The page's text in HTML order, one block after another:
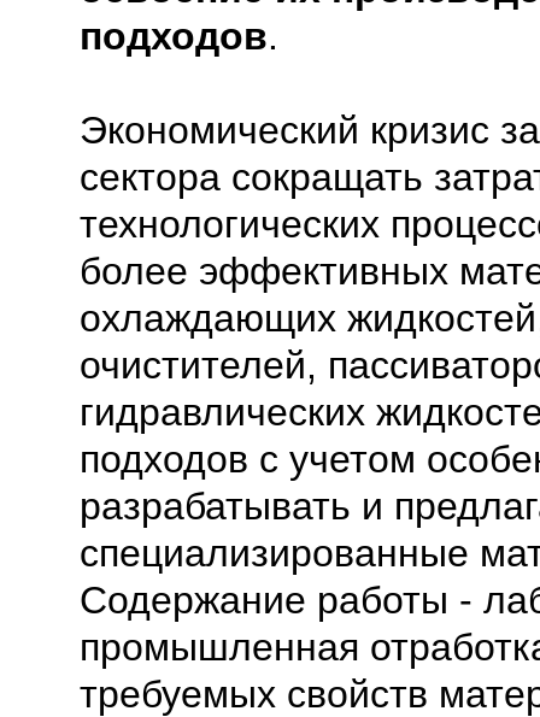
подходов.
Экономический кризис
сектора сокращать
технологических
более эффективных
охлаждающих
очистителей,
гидравлических
подходов с учетом
разрабатывать и
специализированные
Содержание работы -
промышленная
требуемых свойств